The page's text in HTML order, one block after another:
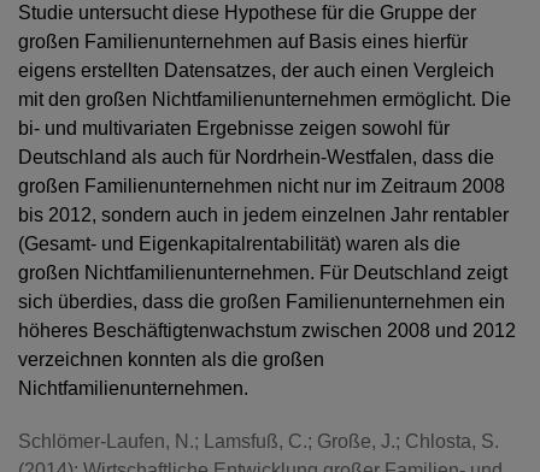
Studie untersucht diese Hypothese für die Gruppe der
großen Familienunternehmen auf Basis eines hierfür
eigens erstellten Datensatzes, der auch einen Vergleich
mit den großen Nichtfamilienunternehmen ermöglicht. Die
bi- und multivariaten Ergebnisse zeigen sowohl für
Deutschland als auch für Nordrhein-Westfalen, dass die
großen Familienunternehmen nicht nur im Zeitraum 2008
bis 2012, sondern auch in jedem einzelnen Jahr rentabler
(Gesamt- und Eigenkapitalrentabilität) waren als die
großen Nichtfamilienunternehmen. Für Deutschland zeigt
sich überdies, dass die großen Familienunternehmen ein
höheres Beschäftigtenwachstum zwischen 2008 und 2012
verzeichnen konnten als die großen
Nichtfamilienunternehmen.
Schlömer-Laufen, N.; Lamsfuß, C.; Große, J.; Chlosta, S.